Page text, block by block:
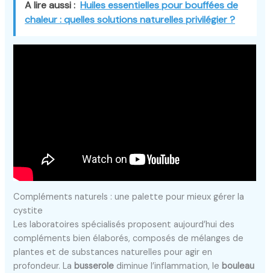
A lire aussi : Huiles essentielles pour bouffées de
chaleur : quelles solutions naturelles privilégier ?
Compléments naturels : une palette pour mieux gérer la
cystite
Les laboratoires spécialisés proposent aujourd’hui des
compléments bien élaborés, composés de mélanges de
plantes et de substances naturelles pour agir en
profondeur. La busserole diminue l’inflammation, le bouleau